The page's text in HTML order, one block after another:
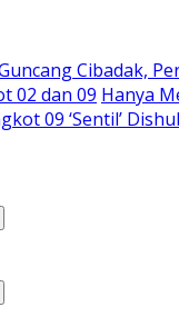
Cibadak,
02 dan 09 Hanya
09 ‘Sentil’